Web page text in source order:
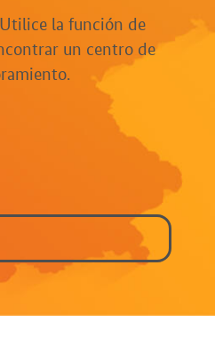
la función de
un centro de